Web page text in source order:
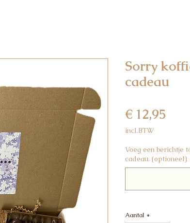
Sorry
cadeau
€ 12,95
incl.BTW
Voeg een berichtje
cadeau. (optioneel)
Aantal *